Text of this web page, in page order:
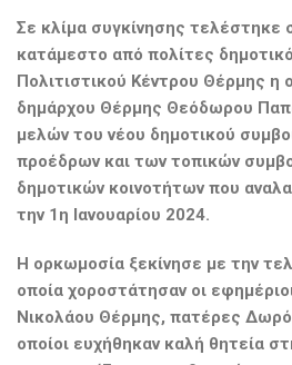
Σε κλίμα συγκίνησης τελέστηκε
κατάμεστο από πολίτες
Πολιτιστικού Κέντρου Θέρμης η
δημάρχου Θέρμης Θεόδωρου
μελών του νέου δημοτικού
προέδρων και των τοπικών
δημοτικών κοινοτήτων που
την 1η Ιανουαρίου 2024.
Η ορκωμοσία ξεκίνησε με την
οποία χοροστάτησαν οι
Νικολάου Θέρμης, πατέρες
οποίοι ευχήθηκαν καλή θητεία